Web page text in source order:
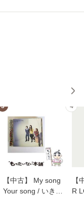
3
【中古】 My song
Your song / いきも
4
【
R